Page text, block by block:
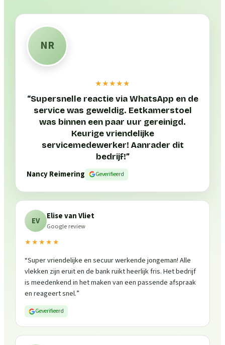
NR
★★★★★
“Supersnelle reactie via WhatsApp en de
service was geweldig. Eetkamerstoel
was binnen een paar uur gereinigd.
Keurige vriendelijke
servicemedewerker! Aanrader dit
bedrijf!”
Nancy Reimering
Geverifieerd
EV Elise van Vliet
Google review
★★★★★
“Super vriendelijke en secuur werkende jongeman! Alle
vlekken zijn eruit en de bank ruikt heerlijk fris. Het bedrijf
is meedenkend in het maken van een passende afspraak
en reageert snel.”
Geverifieerd